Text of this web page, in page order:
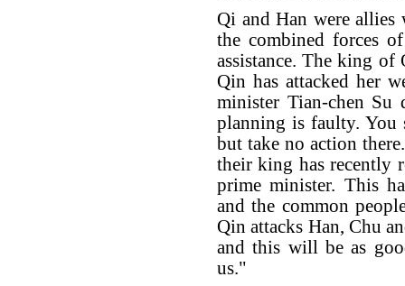
Qi and Han were allies
the combined forces
assistance. The king
Qin has attacked her
minister Tian-chen Su
planning is faulty. You
but take no action
their king has recently
prime minister. This
and the common
Qin attacks Han, Chu
and this will be as
us."